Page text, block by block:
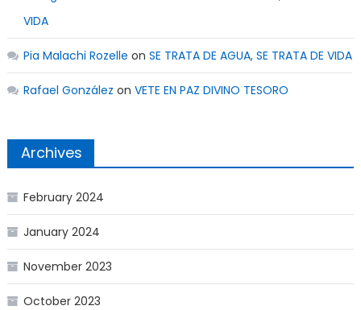
VIDA
Pia Malachi Rozelle on SE TRATA DE AGUA, SE TRATA DE VIDA
Rafael González on VETE EN PAZ DIVINO TESORO
Archives
February 2024
January 2024
November 2023
October 2023